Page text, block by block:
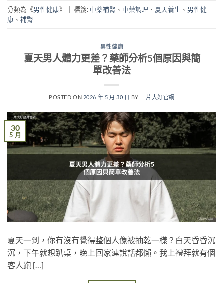
分類為《男性健康》 標籤: 中藥補腎 、 中藥調理 、 夏天養生 、 男性健
康 、 補腎
男性健康
夏天男人體力更差？藥師分析5個原因與簡
單改善法
POSTED ON 2026 年 5 月 30 日 BY一片大好官網
30
5 月
夏天一到，你有沒有覺得整個人像被抽乾一樣？白天昏昏沉
沉，下午就想趴桌，晚上回家連說話都懶。我上禮拜就有個
客人跑 […]